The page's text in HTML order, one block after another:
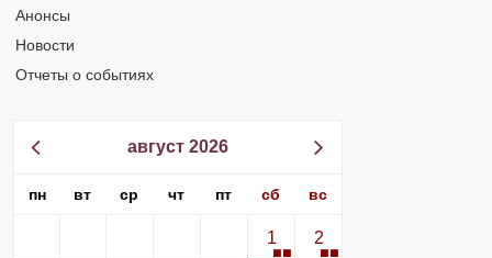
Анонсы
Новости
Отчеты о событиях
август 2026
пн вт ср чт пт сб вс
1 2